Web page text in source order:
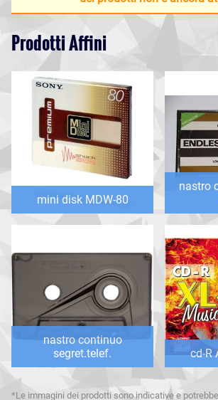
Prodotti Affini
mini disk MDW-80
nastro
nastro continuo
segret.telef.
cd-R
*Le immagini dei prodotti sono indicative e